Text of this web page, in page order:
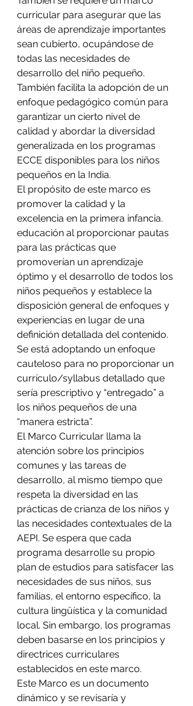
curricular para asegurar que las
áreas de aprendizaje importantes
sean cubierto, ocupándose de
todas las necesidades de
desarrollo del niño pequeño.
También facilita la adopción de un
enfoque pedagógico común para
garantizar un cierto nivel de
calidad y abordar la diversidad
generalizada en los programas
ECCE disponibles para los niños
pequeños en la India.
El propósito de este marco es
promover la calidad y la
excelencia en la primera infancia.
educación al proporcionar pautas
para las prácticas que
promoverían un aprendizaje
óptimo y el desarrollo de todos los
niños pequeños y establece la
disposición general de enfoques y
experiencias en lugar de una
definición detallada del contenido.
Se está adoptando un enfoque
cauteloso para no proporcionar un
currículo/syllabus detallado que
sería prescriptivo y “entregado” a
los niños pequeños de una
“manera estricta”.
El Marco Curricular llama la
atención sobre los principios
comunes y las tareas de
desarrollo, al mismo tiempo que
respeta la diversidad en las
prácticas de crianza de los niños y
las necesidades contextuales de la
AEPI. Se espera que cada
programa desarrolle su propio
plan de estudios para satisfacer las
necesidades de sus niños, sus
familias, el entorno específico, la
cultura lingüística y la comunidad
local. Sin embargo, los programas
deben basarse en los principios y
directrices curriculares
establecidos en este marco.
Este Marco es un documento
dinámico y se revisaría y